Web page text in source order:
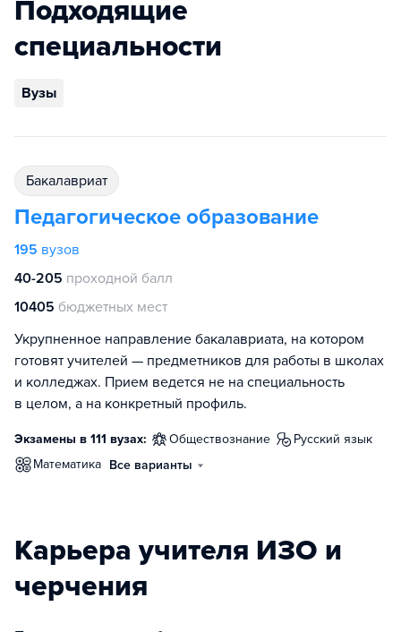
Подходящие
специальности
Вузы
бакалавриат
Педагогическое образование
195 вузов
40-205 проходной балл
10405 бюджетных мест
Укрупненное направление бакалавриата, на котором
готовят учителей — предметников для работы в школах
и колледжах. Прием ведется не на специальность
в целом, а на конкретный профиль.
Экзамены в 111 вузах: обществознание
русский язык
математика Все варианты
Карьера учителя ИЗО и
черчения